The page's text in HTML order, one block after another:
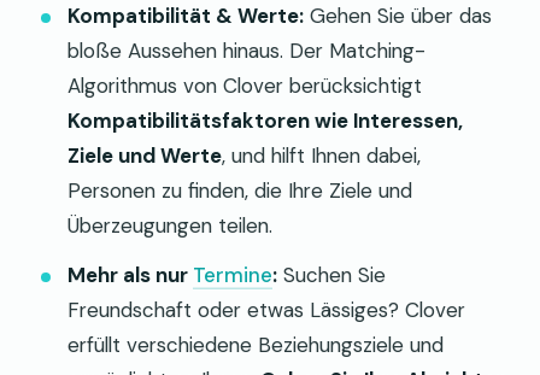
Kompatibilität & Werte: Gehen Sie über das
bloße Aussehen hinaus. Der Matching-
Algorithmus von Clover berücksichtigt
Kompatibilitätsfaktoren wie Interessen,
Ziele und Werte, und hilft Ihnen dabei,
Personen zu finden, die Ihre Ziele und
Überzeugungen teilen.
Mehr als nur Termine: Suchen Sie
Freundschaft oder etwas Lässiges? Clover
erfüllt verschiedene Beziehungsziele und